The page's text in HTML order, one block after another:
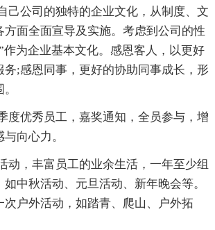
己公司的独特的企业文化，从制度、文
方面全面宣导及实施。考虑到公司的性
作为企业基本文化。感恩客人，以更好
务;感恩同事，更好的协助同事成长，形
度优秀员工，嘉奖通知，全员参与，增
向心力。
动，丰富员工的业余生活，一年至少组
中秋活动、元旦活动、新年晚会等。
次户外活动，如踏青、爬山、户外拓